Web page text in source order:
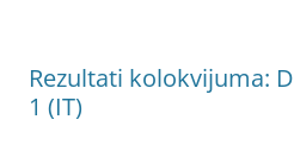
Rezultati kolokvijuma:
1 (IT)